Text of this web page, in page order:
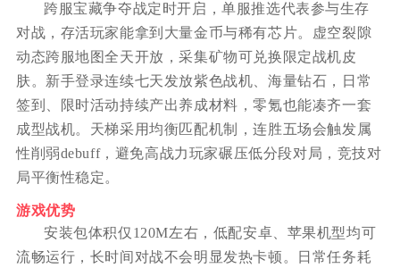
跨服宝藏争夺战定时开启，单服推选代表参与生存
对战，存活玩家能拿到大量金币与稀有芯片。虚空裂隙
动态跨服地图全天开放，采集矿物可兑换限定战机皮
肤。新手登录连续七天发放紫色战机、海量钻石，日常
签到、限时活动持续产出养成材料，零氪也能凑齐一套
成型战机。天梯采用均衡匹配机制，连胜五场会触发属
性削弱debuff，避免高战力玩家碾压低分段对局，竞技对
局平衡性稳定。
游戏优势
安装包体积仅120M左右，低配安卓、苹果机型均可
流畅运行，长时间对战不会明显发热卡顿。日常任务耗